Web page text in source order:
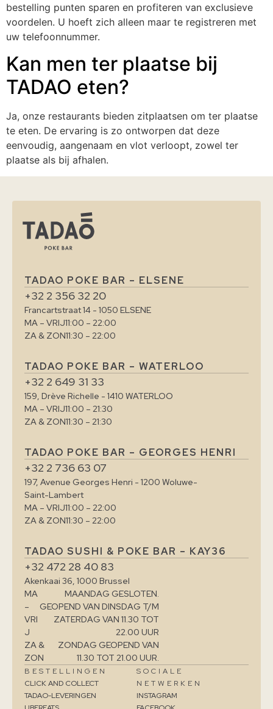
bestelling punten sparen en profiteren van exclusieve
voordelen. U hoeft zich alleen maar te registreren met
uw telefoonnummer.
Kan men ter plaatse bij
TADAO eten?
Ja, onze restaurants bieden zitplaatsen om ter plaatse
te eten. De ervaring is zo ontworpen dat deze
eenvoudig, aangenaam en vlot verloopt, zowel ter
plaatse als bij afhalen.
TADAO POKE BAR – ELSENE
+32 2 356 32 20
Francartstraat 14 - 1050 ELSENE
MA – VRIJ11:00 – 22:00
ZA & ZON11:30 – 22:00
TADAO POKE BAR – WATERLOO
+32 2 649 31 33
159, Drève Richelle - 1410 WATERLOO
MA – VRIJ11:00 – 21:30
ZA & ZON11:30 – 21:30
TADAO POKE BAR – GEORGES HENRI
+32 2 736 63 07
197, Avenue Georges Henri - 1200 Woluwe-
Saint-Lambert
MA – VRIJ11:00 – 22:00
ZA & ZON11:30 – 22:00
TADAO SUSHI & POKE BAR – KAY36
+32 472 28 40 83
Akenkaai 36, 1000 Brussel
MA
–
VRI
J
MAANDAG GESLOTEN.
GEOPEND VAN DINSDAG T/M
ZATERDAG VAN 11.30 TOT
22.00 UUR
ZA &
ZON
ZONDAG GEOPEND VAN
11.30 TOT 21.00 UUR.
BESTELLINGEN
CLICK AND COLLECT
TADAO-LEVERINGEN
SOCIALE
NETWERKEN
INSTAGRAM